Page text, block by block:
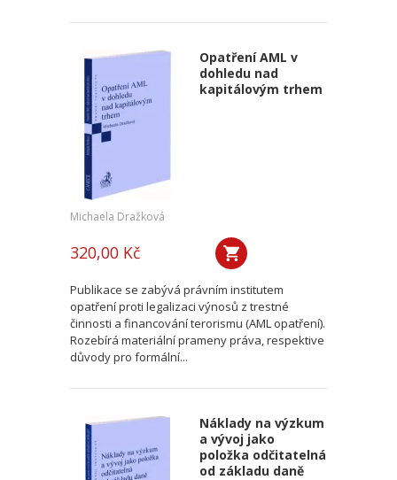
Opatření AML v
dohledu nad
kapitálovým trhem
Michaela Dražková
320,00 Kč
Publikace se zabývá právním institutem
opatření proti legalizaci výnosů z trestné
činnosti a financování terorismu (AML opatření).
Rozebírá materiální prameny práva, respektive
důvody pro formální...
Náklady na výzkum
a vývoj jako
položka odčitatelná
od základu daně